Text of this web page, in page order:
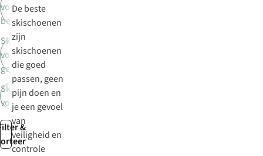
&
voor
beginners
Skischoenen
voor
gevorderden
Skischoenen
voor experts
De beste
skischoenen
zijn
skischoenen
die goed
passen, geen
pijn doen en
je een gevoel
van
veiligheid en
controle